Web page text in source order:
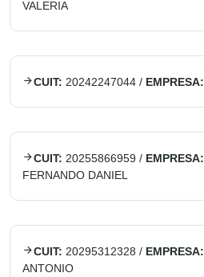
VALERIA
CUIT: 20242247044 / EMPRESA:
CUIT: 20255866959 / EMPRESA:
FERNANDO DANIEL
CUIT: 20295312328 / EMPRESA:
ANTONIO